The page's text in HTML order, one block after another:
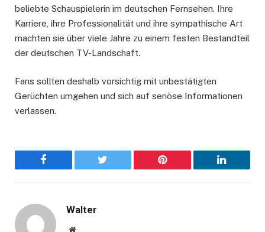
beliebte Schauspielerin im deutschen Fernsehen. Ihre
Karriere, ihre Professionalität und ihre sympathische Art
machten sie über viele Jahre zu einem festen Bestandteil
der deutschen TV-Landschaft.
Fans sollten deshalb vorsichtig mit unbestätigten
Gerüchten umgehen und sich auf seriöse Informationen
verlassen.
Facebook Twitter Pinterest LinkedIn
Walter
Website